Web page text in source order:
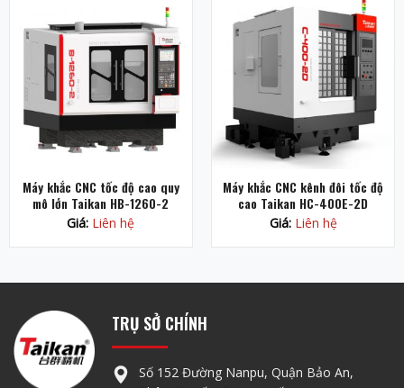
Máy khắc CNC tốc độ cao quy
mô lớn Taikan HB-1260-2
Giá: Liên hệ
Máy khắc CNC kênh đôi tốc độ
cao Taikan HC-400E-2D
Giá:Liên hệ
TRỤ SỞ CHÍNH
Số 152 Đường Nanpu, Quận Bảo An,